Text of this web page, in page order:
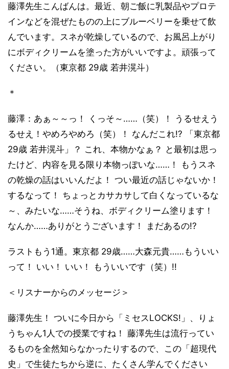
藤澤先生こんばんは。最近、朝ご飯に乳製品やプロテ
インなどを混ぜたものの上にブルーベリーを乗せて飲
んでいます。スネが乾燥しているので、お風呂上がり
にボディクリームを塗った方がいいですよ。頑張って
ください。（東京都 29歳 若井滉斗）
＊
藤澤：あぁ～～っ！ くっそ～……（笑）！ うるせえう
るせえ！やめろやめろ（笑）！ なんだこれ!? 「東京都
29歳 若井滉斗」？ これ、本物かなぁ？ と最初は思っ
たけど、内容を見る限り本物っぽいな……！ もうスネ
の乾燥の話はいいんだよ！ つい最近の話じゃないか！
するなって！ ちょっとカサカサして白くなっているな
～、みたいな……そうね、ボディクリーム塗ります！
なんか……ありがとうございます！ まだあるの!?
ラストもう1通。東京都 29歳……大森元貴……もういい
って！ いい！ いい！ もういいです（笑）!!
＜リスナーからのメッセージ＞
藤澤先生！ ついに今日から「ミセスLOCKS!」、りょ
うちゃん1人での授業ですね！ 藤澤先生は流行ってい
るものを全然知らなかったりするので、この「超現代
史」で生徒たちから逆に、たくさん学んでください